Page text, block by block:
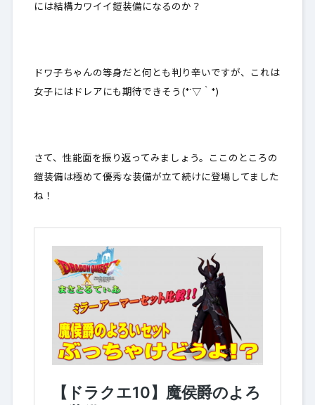
には結構カワイイ鎧装備になるのか？
ドワ子ちゃんの等身だと何とも判り辛いですが、これは
女子にはドレアにも期待できそう(*´▽｀*)
さて、性能面を振り返ってみましょう。ここのところの
鎧装備は極めて優秀な装備が立て続けに登場してました
ね！